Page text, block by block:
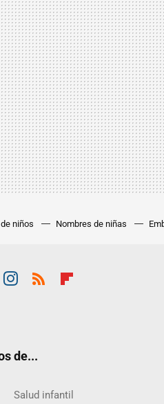
niños Nombres de niñas
de...
Salud infantil